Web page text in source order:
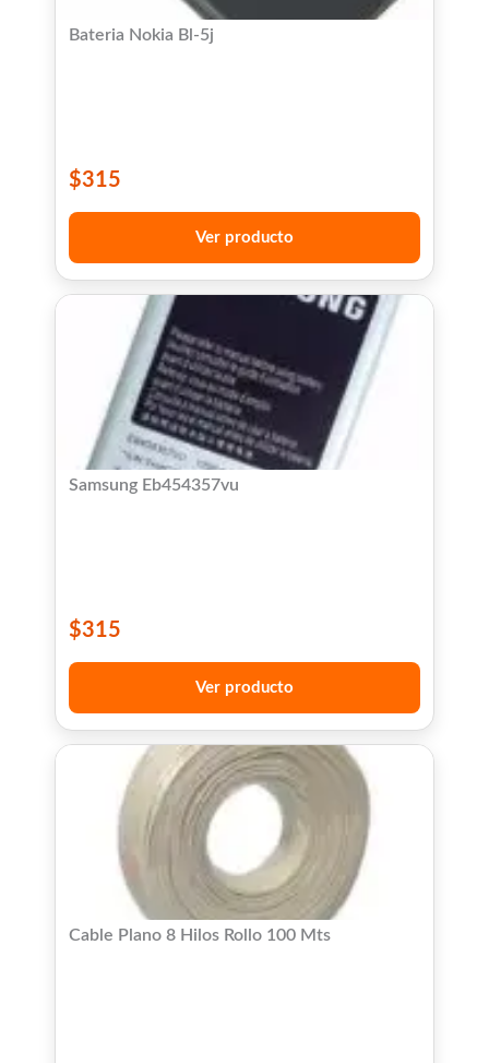
Bateria Nokia Bl-5j
$315
Ver producto
Samsung Eb454357vu
$315
Ver producto
Cable Plano 8 Hilos Rollo 100 Mts